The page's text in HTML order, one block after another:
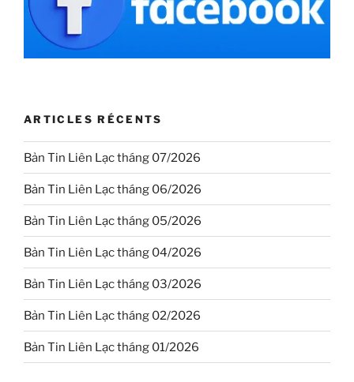
ARTICLES RÉCENTS
Bản Tin Liên Lạc tháng 07/2026
Bản Tin Liên Lạc tháng 06/2026
Bản Tin Liên Lạc tháng 05/2026
Bản Tin Liên Lạc tháng 04/2026
Bản Tin Liên Lạc tháng 03/2026
Bản Tin Liên Lạc tháng 02/2026
Bản Tin Liên Lạc tháng 01/2026